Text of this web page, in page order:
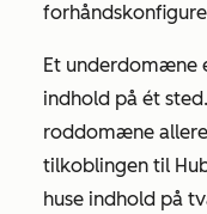
Et underdomæne
indhold på ét
roddomæne
tilkoblingen til
huse indhold på